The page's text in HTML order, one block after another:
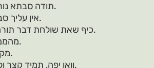
"תודה סבתא נורית. תודה סבתוש.
אין עליך סבתא, אוהבים אותך.
כיף שאת שולחת דבר תורה לקראת כל שבת.
מהמם סבתא, חזק מאד.
מקסים סבתוש, נהדר.
וואו יפה, תמיד קצר ולעניין מזכיר ומלמד.